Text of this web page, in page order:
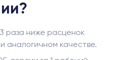
раза ниже расценок
аналогичном качестве.